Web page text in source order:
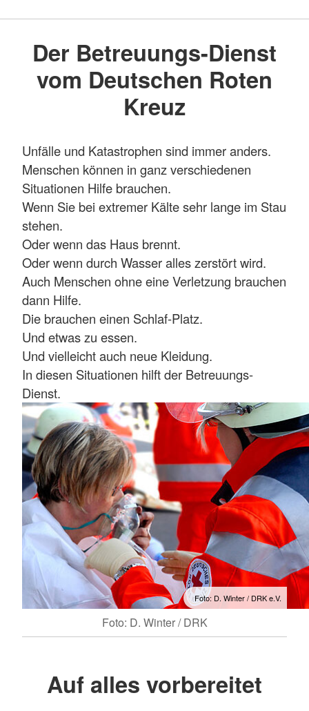
Der Betreuungs-Dienst
vom Deutschen Roten
Kreuz
Unfälle und Katastrophen sind immer anders.
Menschen können in ganz verschiedenen
Situationen Hilfe brauchen.
Wenn Sie bei extremer Kälte sehr lange im Stau
stehen.
Oder wenn das Haus brennt.
Oder wenn durch Wasser alles zerstört wird.
Auch Menschen ohne eine Verletzung brauchen
dann Hilfe.
Die brauchen einen Schlaf-Platz.
Und etwas zu essen.
Und vielleicht auch neue Kleidung.
In diesen Situationen hilft der Betreuungs-
Dienst.
Foto: D. Winter / DRK e.V.
Foto: D. Winter / DRK
Auf alles vorbereitet